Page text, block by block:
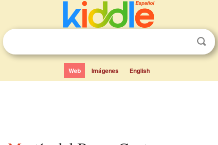
Web Imágenes English